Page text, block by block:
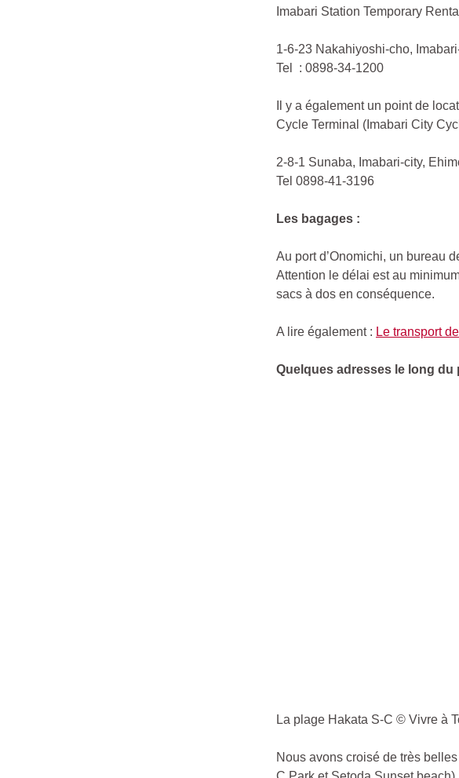
Imabari Station Temporary
1-6-23 Nakahiyoshi-cho,
Tel : 0898-34-1200
Il y a également un point de
Cycle Terminal (Imabari City
2-8-1 Sunaba, Imabari-city,
Tel 0898-41-3196
Les bagages :
Au port d’Onomichi, un bureau
Attention le délai est au
sacs à dos en conséquence.
A lire également : Le transport
Quelques adresses le long du
La plage Hakata S-C © Vivre à
Nous avons croisé de très